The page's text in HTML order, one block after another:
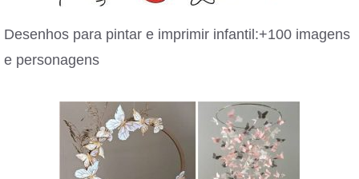
Desenhos para pintar e imprimir infantil:+100 imagens
e personagens